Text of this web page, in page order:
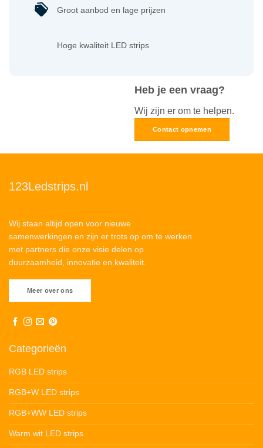
Heb je een vraag?
Wij zijn er om te helpen.
Contact opnemen
Groot aanbod en lage prijzen
Hoge kwaliteit LED strips
123Ledstrips.nl
Wij staan altijd open voor nieuwe
samenwerkingen en zijn er trots op om te werken
met partners die onze visie delen op
duurzaamheid, innovatie en kwaliteit.
Meer over ons
Categorieën
RGB LED strips
RGB+W LED strips
RGB+WW LED strips
Warm wit LED strips